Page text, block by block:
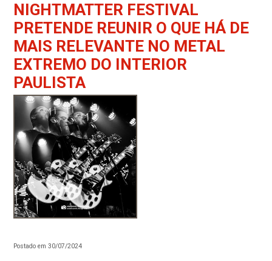
NIGHTMATTER FESTIVAL
PRETENDE REUNIR O QUE HÁ DE
MAIS RELEVANTE NO METAL
EXTREMO DO INTERIOR
PAULISTA
Postado em 30/07/2024